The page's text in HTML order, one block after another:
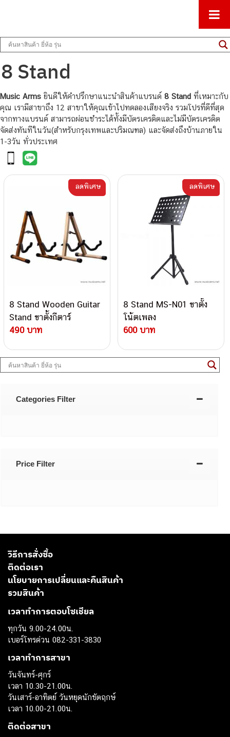
Music Arms
8 Stand
Music Arms ยินดีให้คำปรึกษาแนะนำสินค้าแบรนด์ 8 Stand ที่เหมาะกับ
คุณ เรามีสาขาถึง 12 สาขาให้คุณเข้าไปทดลองเสียงจริง รวมโปรที่ดีที่สุด
จากทางแบรนด์ สามารถผ่อนชำระได้ทั้งมีบัตรเครดิตและไม่มีบัตรเครดิต
จัดส่งทันทีในวัน(สำหรับกรุงเทพและปริมณฑล) และจัดส่งถึงบ้านภายใน
1-3วัน ทั่วประเทศ
8 Stand Wooden Guitar
Stand ขาตั้งกีตาร์
490 บาท
ลดพิเศษ
8 Stand MS-N01 ขาตั้ง
โน้ตเพลง
600 บาท
ลดพิเศษ
Categories Filter
Price Filter
วิธีการสั่งซื้อ
ติดต่อเรา
นโยบายการเปลี่ยนและคืนสินค้า
รวมสินค้า
เวลาทำการตอบโซเชียล
ทุกวัน 9.00-24.00น.
เบอร์โทรด่วน 082-331-3830
เวลาทำการสาขา
วันจันทร์-ศุกร์
เวลา 10.30-21.00น.
วันเสาร์-อาทิตย์ วันหยุดนักขัตฤกษ์
เวลา 10.00-21.00น.
ติดต่อสาขา